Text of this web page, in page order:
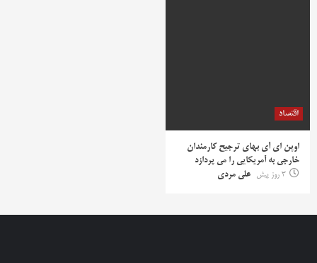
اقتصاد
اوپن ای آی بهای ترجیح کارمندان
خارجی به آمریکایی را می پردازد
3 روز پیش
علی مردی